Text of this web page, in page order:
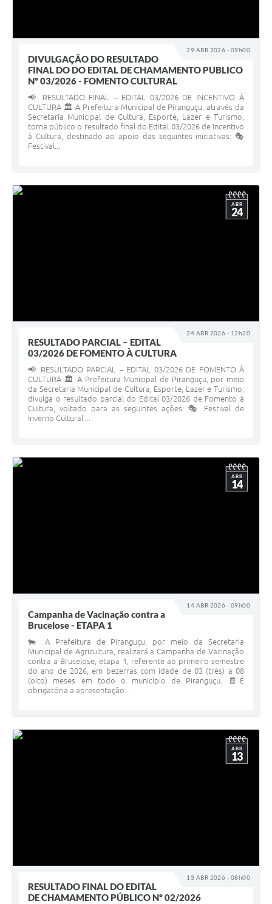
29 ABR 2026 - 09h00
DIVULGAÇÃO DO RESULTADO
FINAL DO DO EDITAL DE CHAMAMENTO PUBLICO
Nº 03/2026 - FOMENTO CULTURAL
📢 RESULTADO FINAL – EDITAL 03/2026 DE INCENTIVO À
CULTURA 🏛️ A Prefeitura Municipal de Piranguçu, através da
Secretaria Municipal de Cultura, Esporte, Lazer e Turismo,
torna público o resultado final do Edital 03/2026 de Incentivo
à Cultura, destinado ao apoio das seguintes iniciativas: 🎭
Festival...
24 ABR 2026 - 12h20
ABR
24
RESULTADO PARCIAL – EDITAL
03/2026 DE FOMENTO À CULTURA
📢 RESULTADO PARCIAL – EDITAL 03/2026 DE FOMENTO À
CULTURA 🏛️ A Prefeitura Municipal de Piranguçu, por meio
da Secretaria Municipal de Cultura, Esporte, Lazer e Turismo,
divulga o resultado parcial do Edital 03/2026 de Fomento à
Cultura, voltado para as seguintes ações: 🎭 Festival de
Inverno Cultural,...
14 ABR 2026 - 09h00
ABR
14
Campanha de Vacinação contra a
Brucelose - ETAPA 1
🐄 A Prefeitura de Piranguçu, por meio da Secretaria
Municipal de Agricultura, realizará a Campanha de Vacinação
contra a Brucelose, etapa 1, referente ao primeiro semestre
do ano de 2026, em bezerras com idade de 03 (três) a 08
(oito) meses em todo o município de Piranguçu. 🧾É
obrigatória a apresentação...
13 ABR 2026 - 08h00
ABR
13
RESULTADO FINAL DO EDITAL
DE CHAMAMENTO PÚBLICO Nº 02/2026